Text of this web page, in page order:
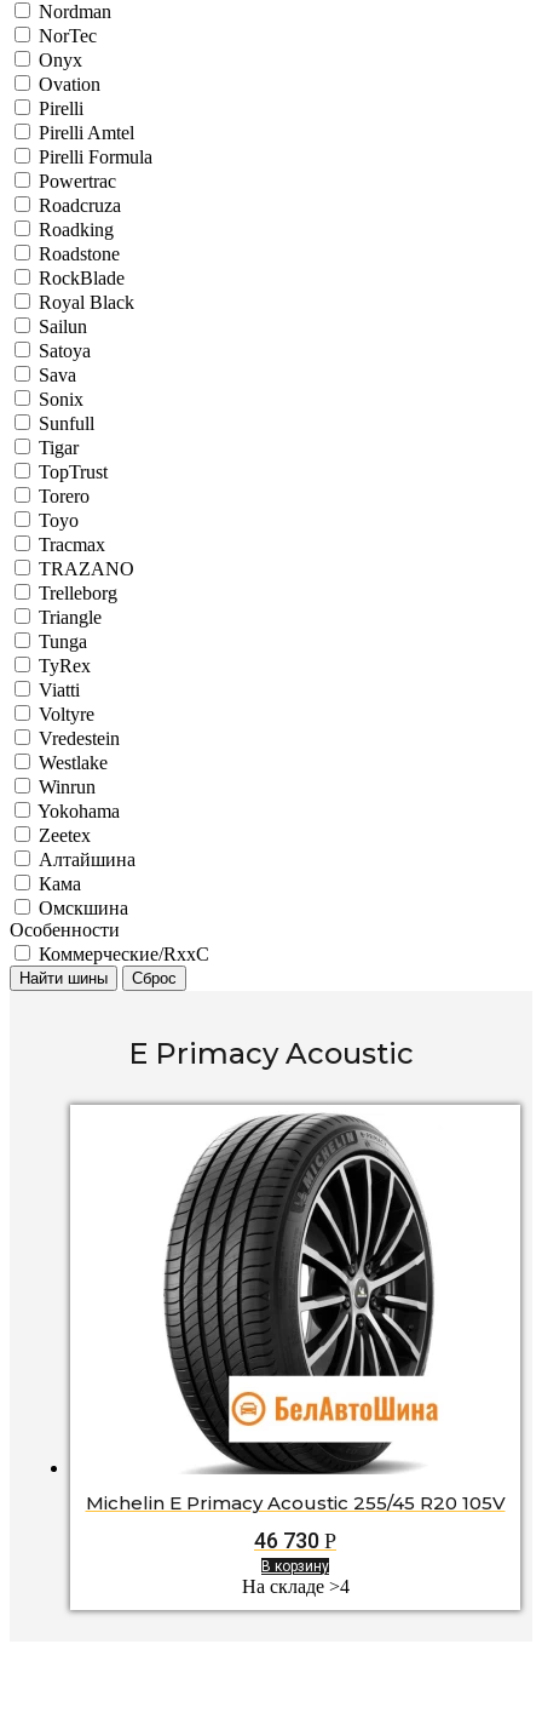
Nordman
NorTec
Onyx
Ovation
Pirelli
Pirelli Amtel
Pirelli Formula
Powertrac
Roadcruza
Roadking
Roadstone
RockBlade
Royal Black
Sailun
Satoya
Sava
Sonix
Sunfull
Tigar
TopTrust
Torero
Toyo
Tracmax
TRAZANO
Trelleborg
Triangle
Tunga
TyRex
Viatti
Voltyre
Vredestein
Westlake
Winrun
Yokohama
Zeetex
Алтайшина
Кама
Омскшина
Особенности
Коммерческие/RxxC
Найти шины Сброс
E Primacy Acoustic
Michelin E Primacy Acoustic 255/45 R20 105V
46 730 Р
В корзину
На складе >4